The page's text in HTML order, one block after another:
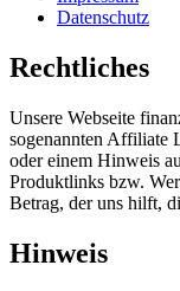
Datenschutz
Rechtliches
Unsere Webseite
sogenannten Affiliate
oder einem Hinweis
Produktlinks bzw.
Betrag, der uns hilft,
Hinweis